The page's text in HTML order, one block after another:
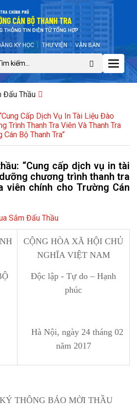
KÝ HỌC THƯ VIỆN VĂN BẢN
Toggle
Đấu Thầu
Cấp Dịch Vụ In Tài Liệu Đào
Trình Thanh Tra Viên Và Thanh Tra
Bộ Thanh Tra”
“Cung cấp dịch vụ in tài
chương trình thanh tra
viên chính cho Trường Cán
Sắm Đấu Thầu
CỘNG HÒA XÃ HỘI CHỦ
NGHĨA VIỆT NAM
Độc lập - Tự do – Hạnh
phúc
Hà Nội, ngày 24 tháng 02
năm 2017
THÔNG BÁO MỜI THẦU